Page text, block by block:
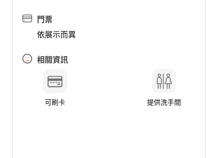
門票
依展示而異
相關資訊
可刷卡 提供洗手間